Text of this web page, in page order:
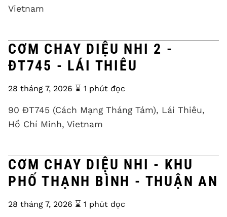
Vietnam
CƠM CHAY DIỆU NHI 2 -
ĐT745 - LÁI THIÊU
28 tháng 7, 2026 ⌛️ 1 phút đọc
90 ĐT745 (Cách Mạng Tháng Tám), Lái Thiêu,
Hồ Chí Minh, Vietnam
CƠM CHAY DIỆU NHI - KHU
PHỐ THẠNH BÌNH - THUẬN AN
28 tháng 7, 2026 ⌛️ 1 phút đọc